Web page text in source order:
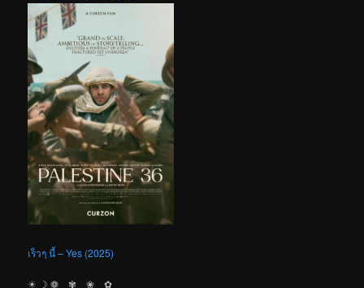
เร็วๆ นี้ – Yes (2025)
☀︎ ☽ ❁ ✾ ❀ ✿